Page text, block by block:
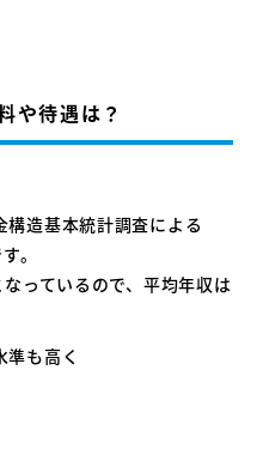
や待遇は？
造基本統計調査による
。
っているので、平均年収は
準も高く